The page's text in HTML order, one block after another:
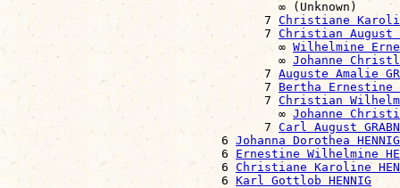
                                      ∞ (Unknown)
                                    7
Christiane
                                    7
Christian August
                                      ∞
Wilhelmine
                                      ∞
Johanne
                                    7
Auguste Amalie
                                    7
Bertha Ernestine
                                    7
Christian Wilhelm
                                      ∞
Johanne
                                    7
Carl August
                              6
Johanna Dorothea HENNIG
                              6
Ernestine Wilhelmine
                              6
Christiane Karoline
                              6
Karl Gottlob HENNIG